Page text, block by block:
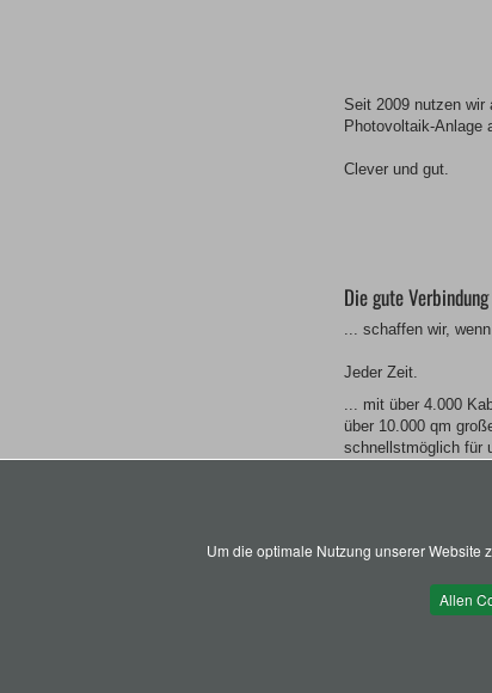
Seit 2009 nutzen wir
Photovoltaik-Anlage
Clever und gut.
Die gute Verbindung
... schaffen wir,
Jeder Zeit.
... mit über 4.000
über 10.000 qm
schnellstmöglich für
Zulieferer nach
für gleichbleibend
Um die optimale Nutzung unserer Website
Allen